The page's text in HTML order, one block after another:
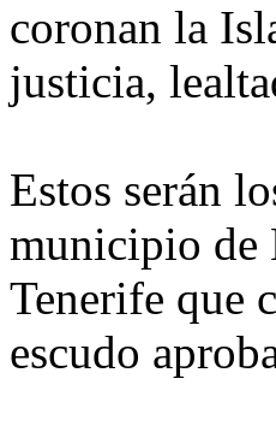
coronan la
justicia,
Estos serán
municipio de
Tenerife que
escudo